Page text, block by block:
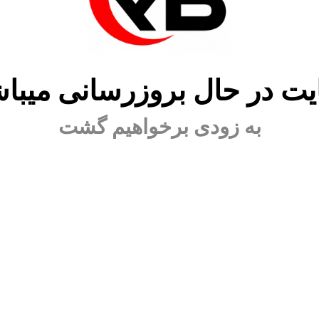
در حال بروزرسانی
به زودی برخواهیم گشت